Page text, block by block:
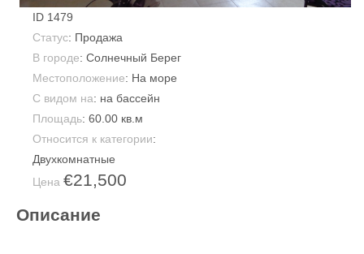
ID 1479
Статус: Продажа
В городе: Солнечный Берег
Местоположение: На море
С видом на: на бассейн
Площадь: 60.00 кв.м
Относится к категории:
Двухкомнатные
Цена €21,500
Описание